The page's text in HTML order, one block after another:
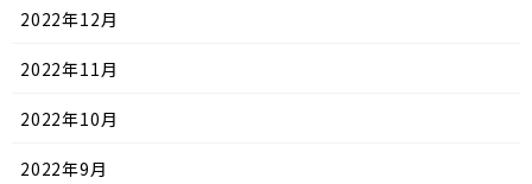
2022年12月
2022年11月
2022年10月
2022年9月